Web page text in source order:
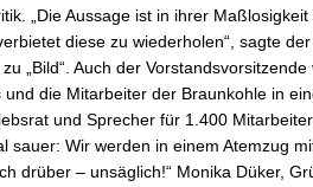
„Die Aussage ist in ihrer
diese zu wiederholen“, sagte
„Bild“. Auch der
die Mitarbeiter der Braunkohle in
und Sprecher für 1.400
sauer: Wir werden in einem Atemzug
drüber – unsäglich!“ Monika Düker,